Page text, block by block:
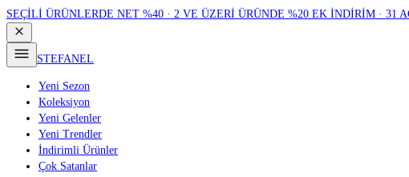
SEÇİLİ ÜRÜNLERDE NET %40 · 2 VE ÜZERİ ÜRÜNDE %20 EK İNDİRİM · 31
STEFANEL
Yeni Sezon
Koleksiyon
Yeni Gelenler
Yeni Trendler
İndirimli Ürünler
Çok Satanlar